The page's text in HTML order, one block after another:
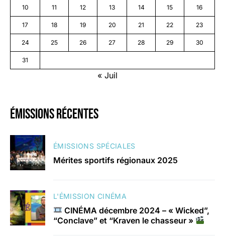
10 11 12 13 14 15 16
17 18 19 20 21 22 23
24 25 26 27 28 29 30
31
« Juil
émissions récentes
ÉMISSIONS SPÉCIALES
Mérites sportifs régionaux 2025
L'ÉMISSION CINÉMA
CINÉMA décembre 2024 – « Wicked”,
“Conclave” et “Kraven le chasseur »